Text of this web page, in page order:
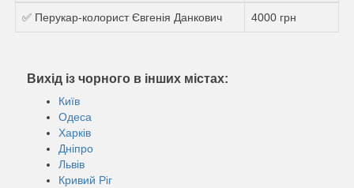
✅ Перукар-колорист Євгенія Данкович 4000 грн
Вихід із чорного в інших містах:
Київ
Одеса
Харків
Дніпро
Львів
Кривий Ріг